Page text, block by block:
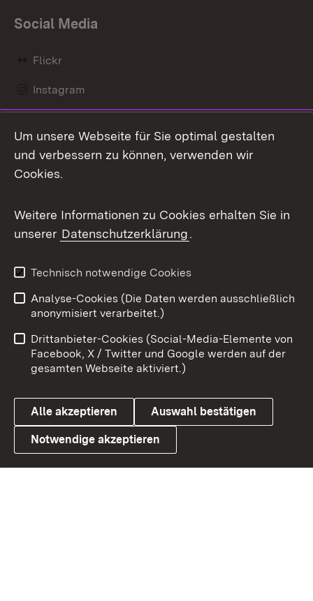
Social Media
Flickr
Instagram
Mastodon
Messenger
Social Wall
X / Twitter
Youtube
Link zum Landesportal
Benutzungshinweise
Barrierefreiheit
Datenschutz
Cookies
Um unsere Webseite für Sie optimal gestalten
und verbessern zu können, verwenden wir
Cookies.
Weitere Informationen zu Cookies erhalten Sie in
unserer Datenschutzerklärung.
Technisch notwendige Cookies
Analyse-Cookies (Die Daten werden ausschließlich
anonymisiert verarbeitet.)
Drittanbieter-Cookies (Social-Media-Elemente von
Facebook, X / Twitter und Google werden auf der
gesamten Webseite aktiviert.)
Alle akzeptieren Auswahl bestätigen
Notwendige akzeptieren